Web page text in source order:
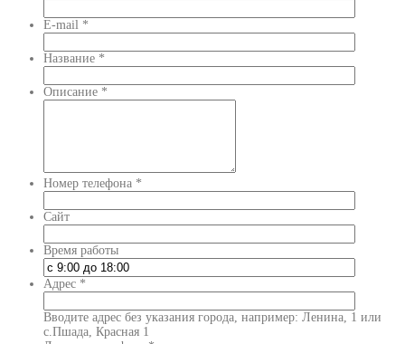
E-mail *
Название *
Описание *
Номер телефона *
Сайт
Время работы
Адрес *
Вводите адрес без указания города, например: Ленина, 1 или
с.Пшада, Красная 1